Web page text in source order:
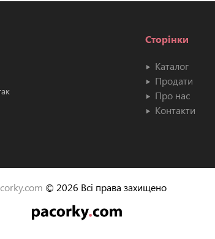
Сторінки
Каталог
Продати
Про нас
Контакти
© 2026 Всі права захищено